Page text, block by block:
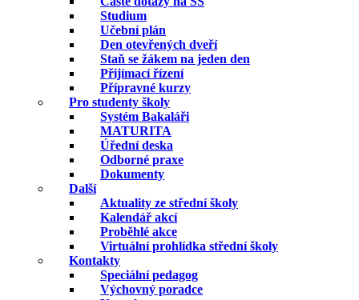
Studium
Učební plán
Den otevřených dveří
Staň se žákem na jeden den
Přijímací řízení
Přípravné kurzy
Pro studenty školy
Systém Bakaláři
MATURITA
Úřední deska
Odborné praxe
Dokumenty
Další
Aktuality ze střední školy
Kalendář akcí
Proběhlé akce
Virtuální prohlídka střední školy
Kontakty
Speciální pedagog
Výchovný poradce